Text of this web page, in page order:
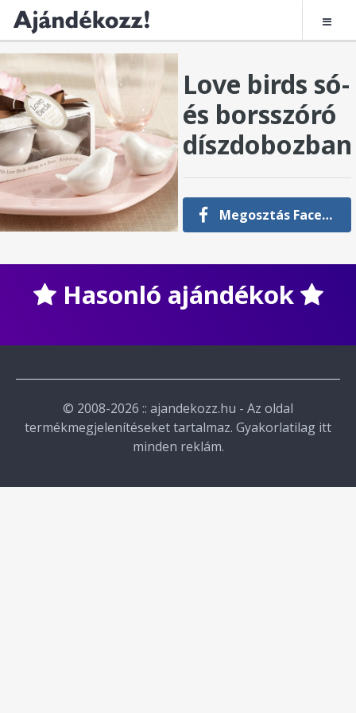
Love birds só-
és borsszóró
díszdobozban
Megosztás Facebookon
Hasonló ajándékok
© 2008-2026 :: ajandekozz.hu - Az oldal
termékmegjelenítéseket tartalmaz. Gyakorlatilag itt
minden reklám.